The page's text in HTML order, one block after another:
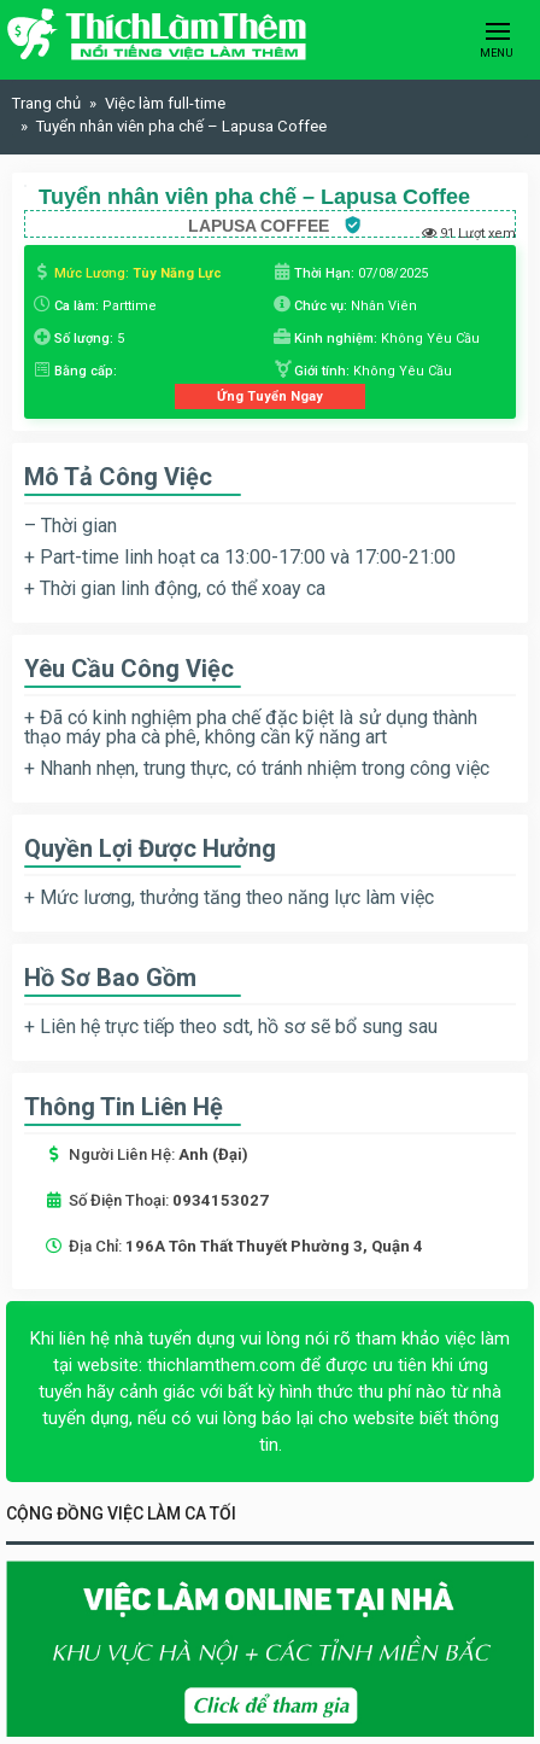
Skip to content
MENU
Trang chủ
Việc làm full-time
Tuyển nhân viên pha chế – Lapusa Coffee
Tuyển nhân viên pha chế – Lapusa Coffee
LAPUSA COFFEE 91 Lượt xem
Mức Lương: Tùy Năng Lực Thời Hạn: 07/08/2025
Ca làm: Parttime Chức vụ: Nhân Viên
Số lượng: 5 Kinh nghiệm: Không Yêu Cầu
Bằng cấp: Giới tính: Không Yêu Cầu
Ứng Tuyển Ngay
Mô Tả Công Việc
– Thời gian
+ Part-time linh hoạt ca 13:00-17:00 và 17:00-21:00
+ Thời gian linh động, có thể xoay ca
Yêu Cầu Công Việc
+ Đã có kinh nghiệm pha chế đặc biệt là sử dụng thành
thạo máy pha cà phê, không cần kỹ năng art
+ Nhanh nhẹn, trung thực, có tránh nhiệm trong công việc
Quyền Lợi Được Hưởng
+ Mức lương, thưởng tăng theo năng lực làm việc
Hồ Sơ Bao Gồm
+ Liên hệ trực tiếp theo sdt, hồ sơ sẽ bổ sung sau
Thông Tin Liên Hệ
Người Liên Hệ: Anh (Đại)
Số Điện Thoại: 0934153027
Địa Chỉ: 196A Tôn Thất Thuyết Phường 3, Quận 4
Khi liên hệ nhà tuyển dụng vui lòng nói rõ tham khảo việc làm
tại website: thichlamthem.com để được ưu tiên khi ứng
tuyển hãy cảnh giác với bất kỳ hình thức thu phí nào từ nhà
tuyển dụng, nếu có vui lòng báo lại cho website biết thông
tin.
CỘNG ĐỒNG VIỆC LÀM CA TỐI